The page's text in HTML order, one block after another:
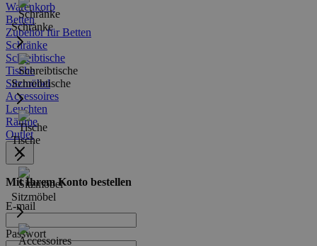
Warenkorb
Schränke
Schreibtische
Tische
Sitzmöbel
Betten
Zubehör für Betten
Schränke
Schreibtische
Tische
Sitzmöbel
Accessoires
Leuchten
Räume
Outlet
Mit Ihrem Konto bestellen
E-mail
Passwort